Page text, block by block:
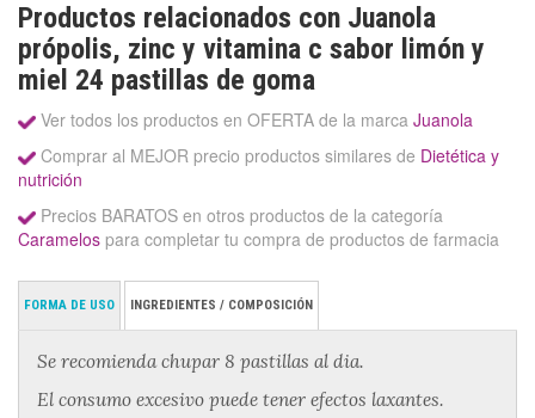
Productos relacionados con Juanola
própolis, zinc y vitamina c sabor limón y
miel 24 pastillas de goma
Ver todos los productos en OFERTA de la marca Juanola
Comprar al MEJOR precio productos similares de Dietética y
nutrición
Precios BARATOS en otros productos de la categoría
Caramelos para completar tu compra de productos de farmacia
FORMA DE USO INGREDIENTES / COMPOSICIÓN
Se recomienda chupar 8 pastillas al dia.
El consumo excesivo puede tener efectos laxantes.